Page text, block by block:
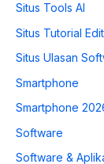
Situs Tools AI
Situs Tutorial
Situs Ulasan
Smartphone
Smartphone
Software
Software &